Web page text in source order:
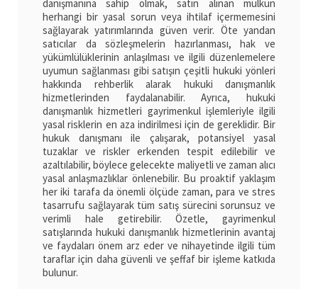
danışmanına sahip olmak, satın alınan mülkün
herhangi bir yasal sorun veya ihtilaf içermemesini
sağlayarak yatırımlarında güven verir. Öte yandan
satıcılar da sözleşmelerin hazırlanması, hak ve
yükümlülüklerinin anlaşılması ve ilgili düzenlemelere
uyumun sağlanması gibi satışın çeşitli hukuki yönleri
hakkında rehberlik alarak hukuki danışmanlık
hizmetlerinden faydalanabilir. Ayrıca, hukuki
danışmanlık hizmetleri gayrimenkul işlemleriyle ilgili
yasal risklerin en aza indirilmesi için de gereklidir. Bir
hukuk danışmanı ile çalışarak, potansiyel yasal
tuzaklar ve riskler erkenden tespit edilebilir ve
azaltılabilir, böylece gelecekte maliyetli ve zaman alıcı
yasal anlaşmazlıklar önlenebilir. Bu proaktif yaklaşım
her iki tarafa da önemli ölçüde zaman, para ve stres
tasarrufu sağlayarak tüm satış sürecini sorunsuz ve
verimli hale getirebilir. Özetle, gayrimenkul
satışlarında hukuki danışmanlık hizmetlerinin avantaj
ve faydaları önem arz eder ve nihayetinde ilgili tüm
taraflar için daha güvenli ve şeffaf bir işleme katkıda
bulunur.